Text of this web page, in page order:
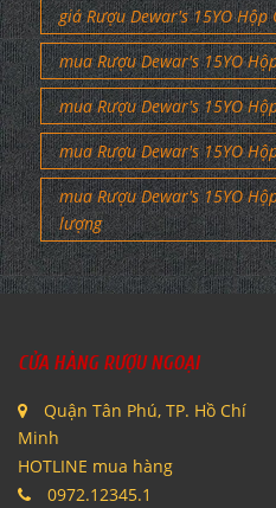
giá Rượu Dewar's 15YO Hộp
mua Rượu Dewar's 15YO
mua Rượu Dewar's 15YO
mua Rượu Dewar's 15YO
mua Rượu Dewar's 15YO
lượng
CỬA HÀNG RƯỢU NGOẠI
Quận Tân Phú, TP. Hồ Chí
Minh
HOTLINE mua hàng
0972.12345.1